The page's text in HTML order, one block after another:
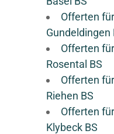
Offerten
Gundeldingen
Offerten
Rosental BS
Offerten
Riehen BS
Offerten
Klybeck BS